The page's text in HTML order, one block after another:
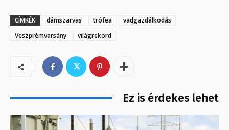
CÍMKÉK dámszarvas trófea
vadgazdálkodás
Veszprémvarsány
világrekord
Ez is érdekes lehet